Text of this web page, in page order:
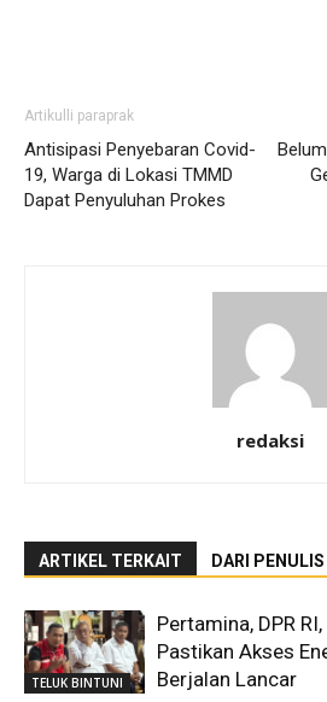
Artikulli paraprak
Antisipasi Penyebaran Covid-
19, Warga di Lokasi TMMD
Dapat Penyuluhan Prokes
redaksi
ARTIKEL TERKAIT DARI PENULIS
TELUK BINTUNI
Pertamina, DPR
Pastikan Akses
Berjalan Lancar